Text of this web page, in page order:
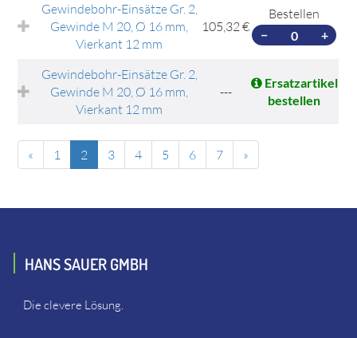
Gewindebohr-Einsätze Gr. 2,
Gewinde M 20, Ø 16 mm,
Vierkant 12 mm
105,32 €
Bestellen
− +
Gewindebohr-Einsätze Gr. 2,
Gewinde M 20, Ø 16 mm,
Vierkant 12 mm
---
Ersatzartikel
bestellen
« 1 2 3 4 5 6 7 »
HANS SAUER GMBH
Die clevere Lösung.